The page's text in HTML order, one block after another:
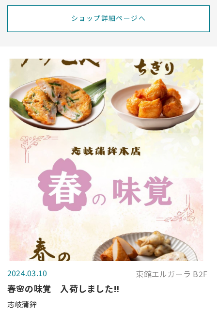
ショップ詳細ページへ
2024.03.10 東館エルガーラ B2F
春🌸の味覚 入荷しました‼️
志岐蒲鉾